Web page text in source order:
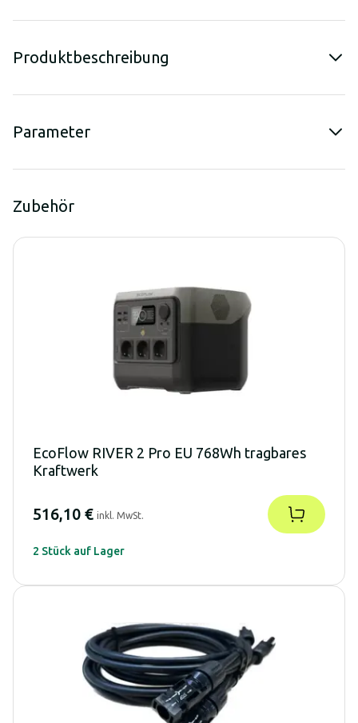
Produktbeschreibung
Parameter
Zubehör
EcoFlow RIVER 2 Pro EU 768Wh tragbares
Kraftwerk
516,10 € inkl. MwSt.
2 Stück auf Lager